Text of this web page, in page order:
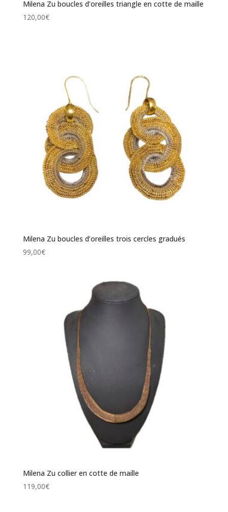
Milena Zu boucles d’oreilles triangle en cotte de maille
120,00€
Milena Zu boucles d’oreilles trois cercles gradués
99,00€
Milena Zu collier en cotte de maille
119,00€